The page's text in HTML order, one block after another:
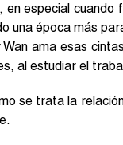
en especial
una época más
ama esas
al estudiar el
se trata la